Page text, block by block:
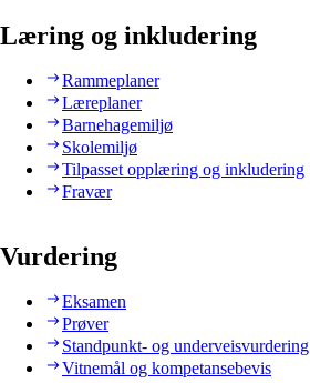
Læring og inkludering
Rammeplaner
Læreplaner
Barnehagemiljø
Skolemiljø
Tilpasset opplæring og inkludering
Fravær
Vurdering
Eksamen
Prøver
Standpunkt- og underveisvurdering
Vitnemål og kompetansebevis